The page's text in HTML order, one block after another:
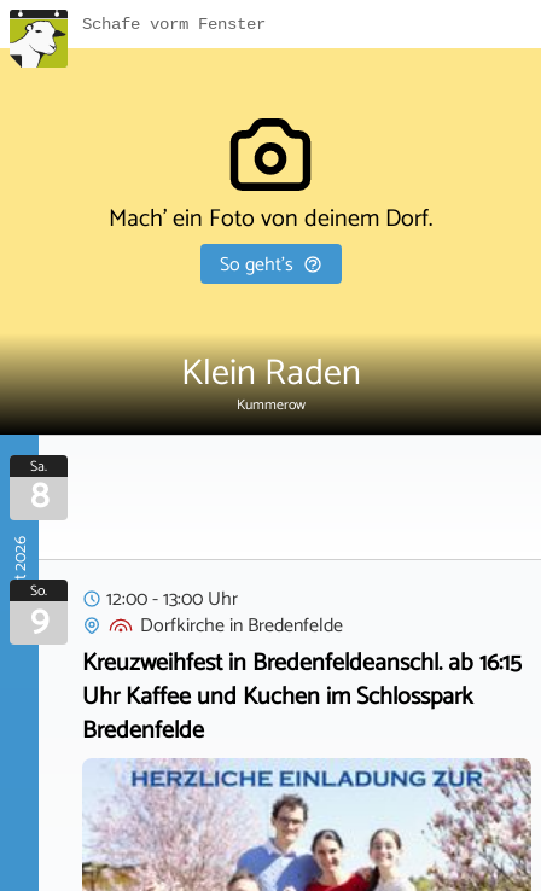
Schafe vorm Fenster
Mach' ein Foto von deinem Dorf.
So geht's
Klein Raden
Kummerow
August 2026
Sa.
8
So.
9
12:00 - 13:00 Uhr
DorfkircheinBredenfelde
Kreuzweihfest in Bredenfeldeanschl. ab 16:15
Uhr Kaffee und Kuchen im Schlosspark
Bredenfelde